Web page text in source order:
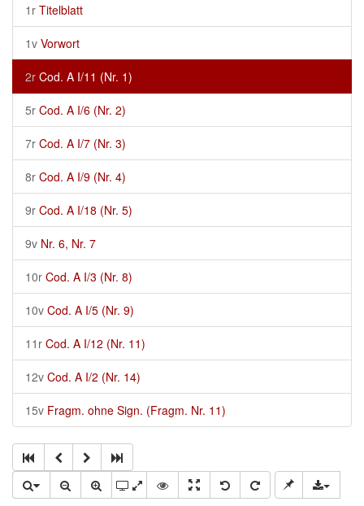
1r Titelblatt
1v Vorwort
2r Cod. A I/11 (Nr. 1)
5r Cod. A I/6 (Nr. 2)
7r Cod. A I/7 (Nr. 3)
8r Cod. A I/9 (Nr. 4)
9r Cod. A I/18 (Nr. 5)
9v Nr. 6, Nr. 7
10r Cod. A I/3 (Nr. 8)
10v Cod. A I/5 (Nr. 9)
11r Cod. A I/12 (Nr. 11)
12v Cod. A I/2 (Nr. 14)
15v Fragm. ohne Sign. (Fragm. Nr. 11)